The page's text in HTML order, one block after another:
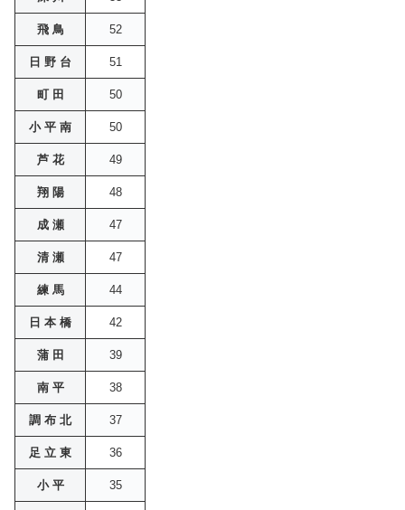
飛 鳥 52
日 野 台 51
町 田 50
小 平 南 50
芦 花 49
翔 陽 48
成 瀬 47
清 瀬 47
練 馬 44
日 本 橋 42
蒲 田 39
南 平 38
調 布 北 37
足 立 東 36
小 平 35